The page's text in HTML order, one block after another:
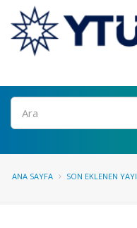
Ara
ANA SAYFA SON EKLENEN